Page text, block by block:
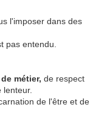
l'imposer dans des
pas entendu.
métier, de respect
de l'être et de